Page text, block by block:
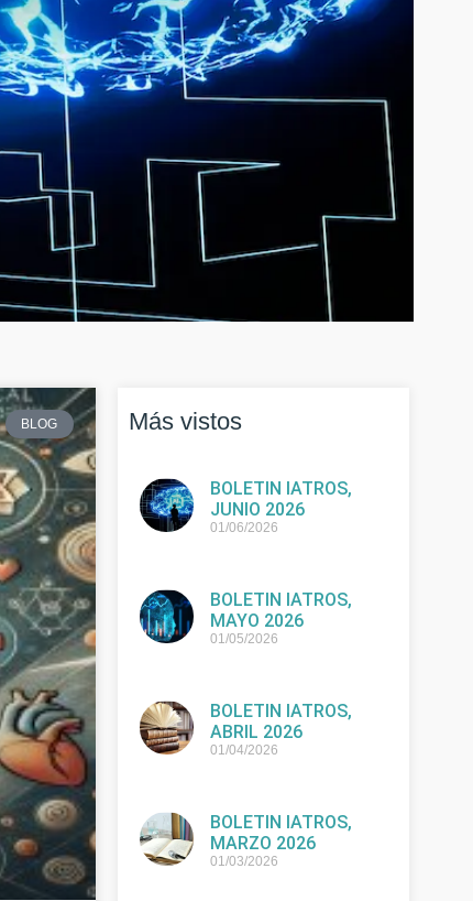
BLOG Más vistos
BOLETIN IATROS,
JUNIO 2026
01/06/2026
BOLETIN IATROS,
MAYO 2026
01/05/2026
BOLETIN IATROS,
ABRIL 2026
01/04/2026
BOLETIN IATROS,
MARZO 2026
01/03/2026